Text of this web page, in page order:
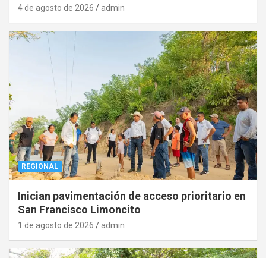
4 de agosto de 2026 admin
REGIONAL
Inician pavimentación de acceso prioritario en
San Francisco Limoncito
1 de agosto de 2026 admin